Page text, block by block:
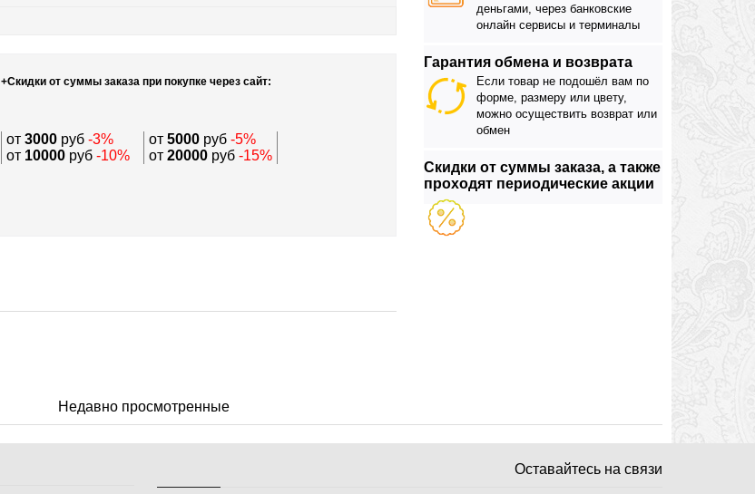
деньгами, через банковские
онлайн сервисы и терминалы
Гарантия обмена и возврата
Если товар не подошёл вам по
форме, размеру или цвету,
можно осуществить возврат или
обмен
Скидки от суммы заказа, а также
проходят периодические акции
+Скидки от суммы заказа при покупке через сайт:
от3000руб -3% от 5000руб-5%
от 10000руб -10% от 20000руб -15%
Недавно просмотренные
Оставайтесь на связи